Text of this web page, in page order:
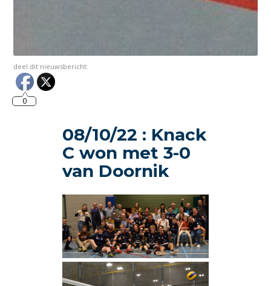
deel dit nieuwsbericht:
0
08/10/22 : Knack
C won met 3-0
van Doornik